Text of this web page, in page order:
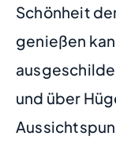
Schönheit
genießen
und über